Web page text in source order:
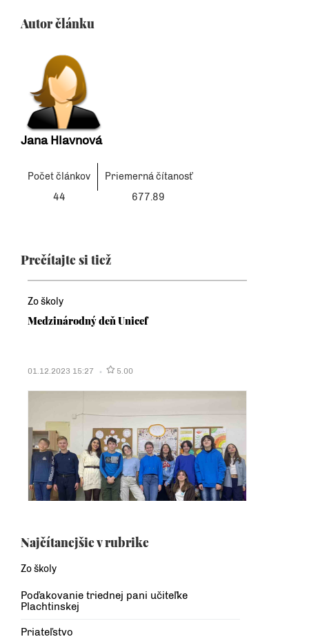
Autor článku
Jana Hlavnová
Počet článkov
Priemerná čítanosť
44
677.89
Prečítajte si tiež
Zo školy
Medzinárodný deň Unicef
01.12.2023 15:27 5.00
Najčítanejšie v rubrike
Zo školy
Poďakovanie triednej pani učiteľke
Plachtinskej
Priateľstvo